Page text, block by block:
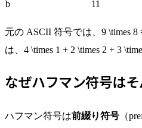
b
11
元の ASCII 符号では、 9 \times 8
は、 4 \times 1 + 2 \times 2 + 3
なぜハフマン符号は
ハフマン符号は前綴り符号 （